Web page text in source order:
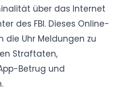
über das Internet
des FBI. Dieses Online-
Uhr Meldungen zu
Straftaten,
Betrug und